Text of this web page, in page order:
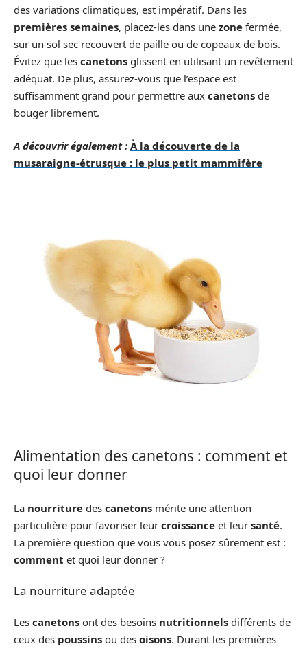
des variations climatiques, est impératif. Dans les
premières semaines, placez-les dans une zone fermée,
sur un sol sec recouvert de paille ou de copeaux de bois.
Évitez que les canetons glissent en utilisant un revêtement
adéquat. De plus, assurez-vous que l’espace est
suffisamment grand pour permettre aux canetons de
bouger librement.
A découvrir également : À la découverte de la
musaraigne-étrusque : le plus petit mammifère
Alimentation des canetons : comment et
quoi leur donner
La nourriture des canetons mérite une attention
particulière pour favoriser leur croissance et leur santé.
La première question que vous vous posez sûrement est :
comment et quoi leur donner ?
La nourriture adaptée
Les canetons ont des besoins nutritionnels différents de
ceux des poussins ou des oisons. Durant les premières